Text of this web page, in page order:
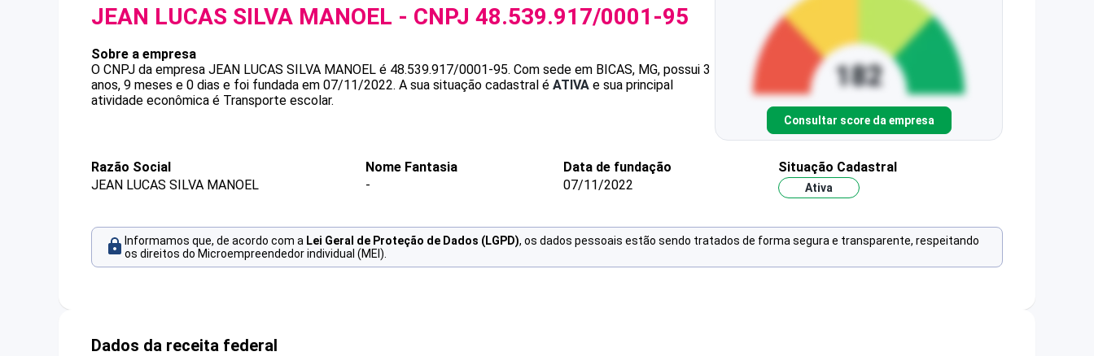
JEAN LUCAS SILVA MANOEL - CNPJ 48.539.917/0001-95
Sobre a empresa
O CNPJ da empresa JEAN LUCAS SILVA MANOEL é 48.539.917/0001-95. Com sede em BICAS, MG, possui 3
anos, 9 meses e 0 dias e foi fundada em 07/11/2022. A sua situação cadastral é ATIVA e sua principal
atividade econômica é Transporte escolar.
Consultar score da empresa
Razão Social
JEAN LUCAS SILVA MANOEL
Nome Fantasia
-
Data de fundação
07/11/2022
Situação Cadastral
Ativa
Informamos que, de acordo com a Lei Geral de Proteção de Dados (LGPD), os dados pessoais estão sendo tratados de forma segura e transparente, respeitando
os direitos do Microempreendedor individual (MEI).
Dados da receita federal